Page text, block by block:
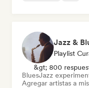
Playlist
&gt; 800
BluesJazz
Agregar artistas a